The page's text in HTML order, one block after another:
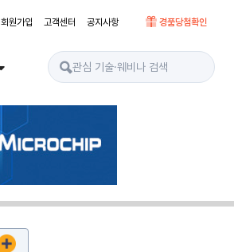
회원가입 고객센터 공지사항 경품당첨확인